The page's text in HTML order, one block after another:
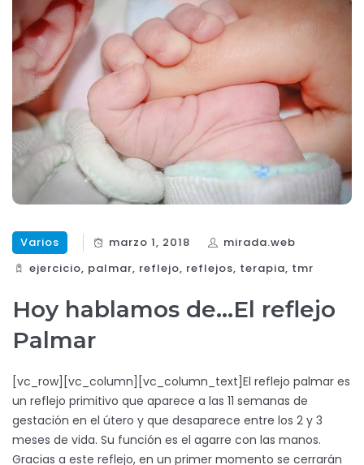
Varios marzo 1, 2018
mirada.web
ejercicio, palmar, reflejo, reflejos, terapia, tmr
Hoy hablamos de…El reflejo
Palmar
[vc_row][vc_column][vc_column_text]El reflejo palmar es
un reflejo primitivo que aparece a las 11 semanas de
gestación en el útero y que desaparece entre los 2 y 3
meses de vida. Su función es el agarre con las manos.
Gracias a este reflejo, en un primer momento se cerrarán